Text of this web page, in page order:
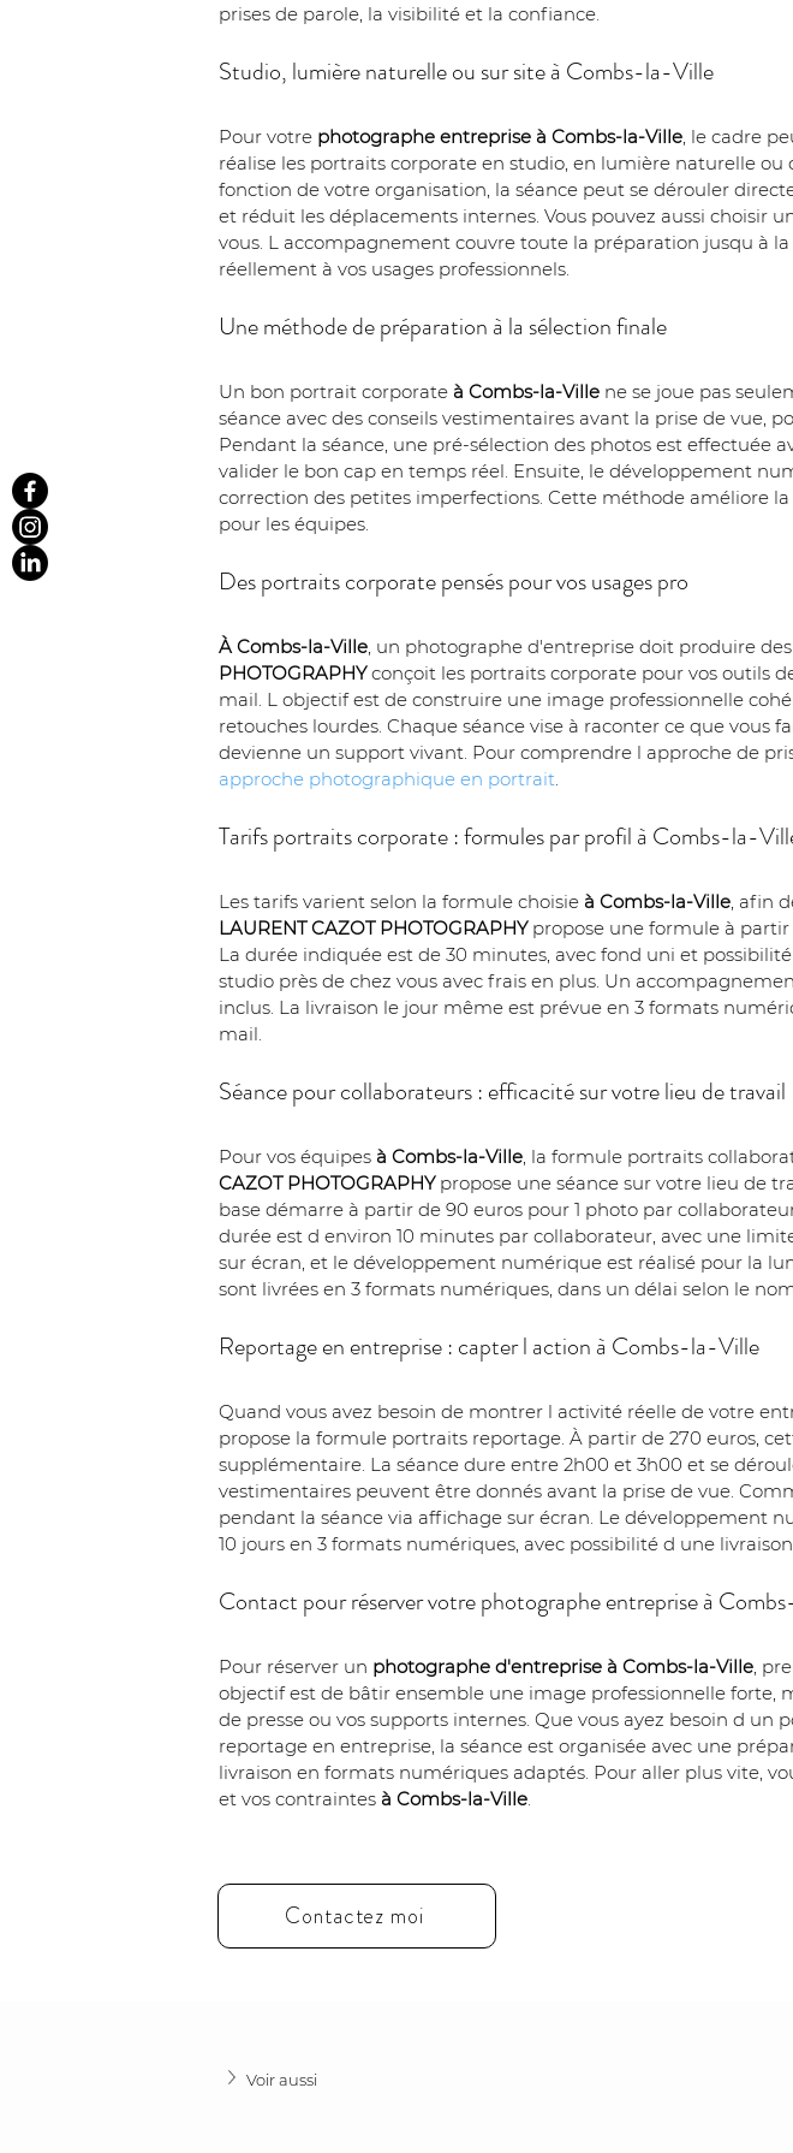
prises de parole, la visibilité et la confiance.
Studio, lumière naturelle ou sur site à Combs-la-Ville
Pour votre photographe entreprise à Combs-la-Ville, le cadre
réalise les portraits corporate en studio, en lumière naturelle ou
fonction de votre organisation, la séance peut se dérouler
et réduit les déplacements internes. Vous pouvez aussi choisir
vous. L accompagnement couvre toute la préparation jusqu à
réellement à vos usages professionnels.
Une méthode de préparation à la sélection finale
Un bon portrait corporate à Combs-la-Ville ne se joue pas
séance avec des conseils vestimentaires avant la prise de vue,
Pendant la séance, une pré-sélection des photos est effectuée
valider le bon cap en temps réel. Ensuite, le développement
correction des petites imperfections. Cette méthode améliore
pour les équipes.
Des portraits corporate pensés pour vos usages pro
À Combs-la-Ville, un photographe d'entreprise doit produire
PHOTOGRAPHY conçoit les portraits corporate pour vos outils
mail. L objectif est de construire une image professionnelle
retouches lourdes. Chaque séance vise à raconter ce que vous
devienne un support vivant. Pour comprendre l approche de
approche photographique en portrait.
Tarifs portraits corporate : formules par profil à Combs-la-
Les tarifs varient selon la formule choisie à Combs-la-Ville, afin
LAURENT CAZOT PHOTOGRAPHY propose une formule à partir
La durée indiquée est de 30 minutes, avec fond uni et
studio près de chez vous avec frais en plus. Un
inclus. La livraison le jour même est prévue en 3 formats
mail.
Séance pour collaborateurs : efficacité sur votre lieu de travail
Pour vos équipes à Combs-la-Ville, la formule portraits
CAZOT PHOTOGRAPHY propose une séance sur votre lieu de
base démarre à partir de 90 euros pour 1 photo par
durée est d environ 10 minutes par collaborateur, avec une
sur écran, et le développement numérique est réalisé pour la
sont livrées en 3 formats numériques, dans un délai selon le
Reportage en entreprise : capter l action à Combs-la-Ville
Quand vous avez besoin de montrer l activité réelle de votre
propose la formule portraits reportage. À partir de 270 euros,
supplémentaire. La séance dure entre 2h00 et 3h00 et se
vestimentaires peuvent être donnés avant la prise de vue.
pendant la séance via affichage sur écran. Le développement
10 jours en 3 formats numériques, avec possibilité d une livraison
Contact pour réserver votre photographe entreprise à
Pour réserver un photographe d'entreprise à Combs-la-Ville,
objectif est de bâtir ensemble une image professionnelle forte,
de presse ou vos supports internes. Que vous ayez besoin d
reportage en entreprise, la séance est organisée avec une
livraison en formats numériques adaptés. Pour aller plus vite,
et vos contraintes à Combs-la-Ville.
Contactez moi
Voir aussi